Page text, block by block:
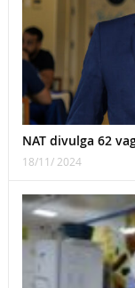
NAT divulga 62
18/11/ 2024